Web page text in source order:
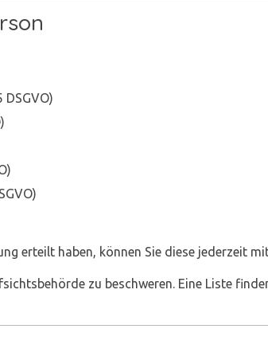
erteilt haben, können Sie diese jederzeit
zu beschweren. Eine Liste